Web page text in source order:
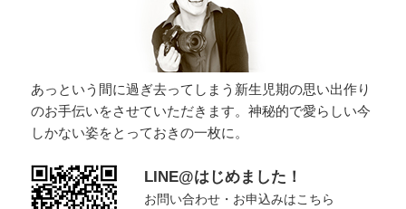
あっという間に過ぎ去ってしまう新生児期の思い出作り
のお手伝いをさせていただきます。神秘的で愛らしい今
しかない姿をとっておきの一枚に。
LINE@はじめました！
お問い合わせ・お申込みはこちら